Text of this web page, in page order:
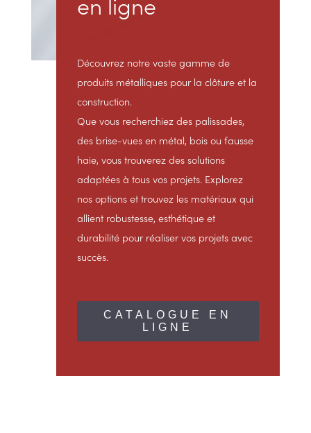
Découvrez notre vaste gamme de
produits métalliques pour la clôture et la
construction.
Que vous recherchiez des palissades,
des brise-vues en métal, bois ou fausse
haie, vous trouverez des solutions
adaptées à tous vos projets. Explorez
nos options et trouvez les matériaux qui
allient robustesse, esthétique et
durabilité pour réaliser vos projets avec
succès.
CATALOGUE EN
LIGNE